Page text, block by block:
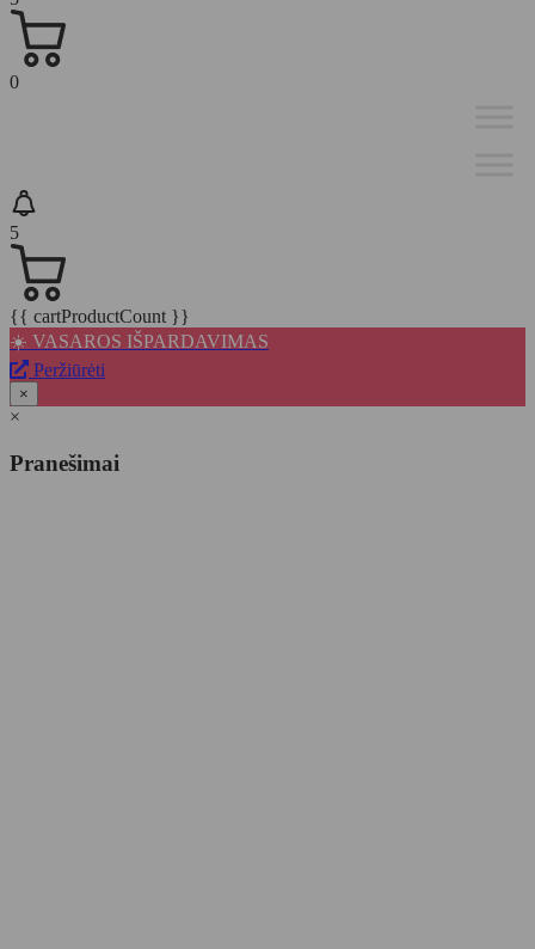
0
5
{{ cartProductCount }}
☀️ VASAROS IŠPARDAVIMAS
Peržiūrėti
×
×
Pranešimai